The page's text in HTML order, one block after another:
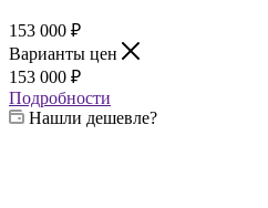
153 000 ₽
Варианты цен
153 000 ₽
Подробности
Нашли дешевле?